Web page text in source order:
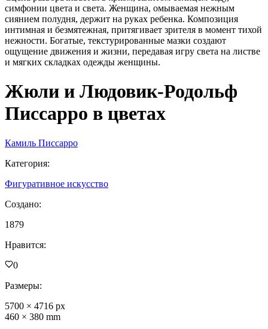
симфонии цвета и света. Женщина, омываемая нежным
сиянием полудня, держит на руках ребенка. Композиция
интимная и безмятежная, притягивает зрителя в момент тихой
нежности. Богатые, текстурированные мазки создают
ощущение движения и жизни, передавая игру света на листве
и мягких складках одежды женщины.
Жюли и Людовик-Родольф
Писсарро в цветах
Камиль Писсарро
Категория:
Фигуративное искусство
Создано:
1879
Нравится:
0
Размеры:
5700 × 4716 px
460 × 380 mm